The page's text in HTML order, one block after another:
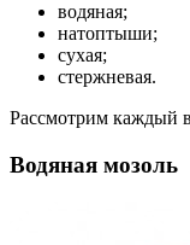
водяная;
натоптыши;
сухая;
стержневая.
Рассмотрим каждый
Водяная мозоль